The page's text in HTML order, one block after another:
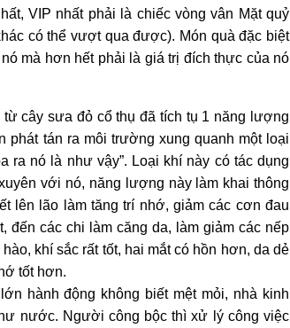
VIP nhất phải là chiếc vòng vân Mặt quỷ
có thể vượt qua được). Món quà đặc biệt
mà hơn hết phải là giá trị đích thực của nó
cây sưa đỏ cổ thụ đã tích tụ 1 năng lượng
tán ra môi trường xung quanh một loại
ra nó là như vậy”. Loại khí này có tác dụng
với nó, năng lượng này làm khai thông
lên lão làm tăng trí nhớ, giảm các cơn đau
đến các chi làm căng da, làm giảm các nếp
khí sắc rất tốt, hai mắt có hồn hơn, da dẻ
tốt hơn.
hành động không biết mệt mỏi, nhà kinh
nước. Người công bộc thì xử lý công việc